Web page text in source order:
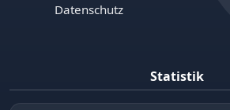
Datenschutz
Statistik